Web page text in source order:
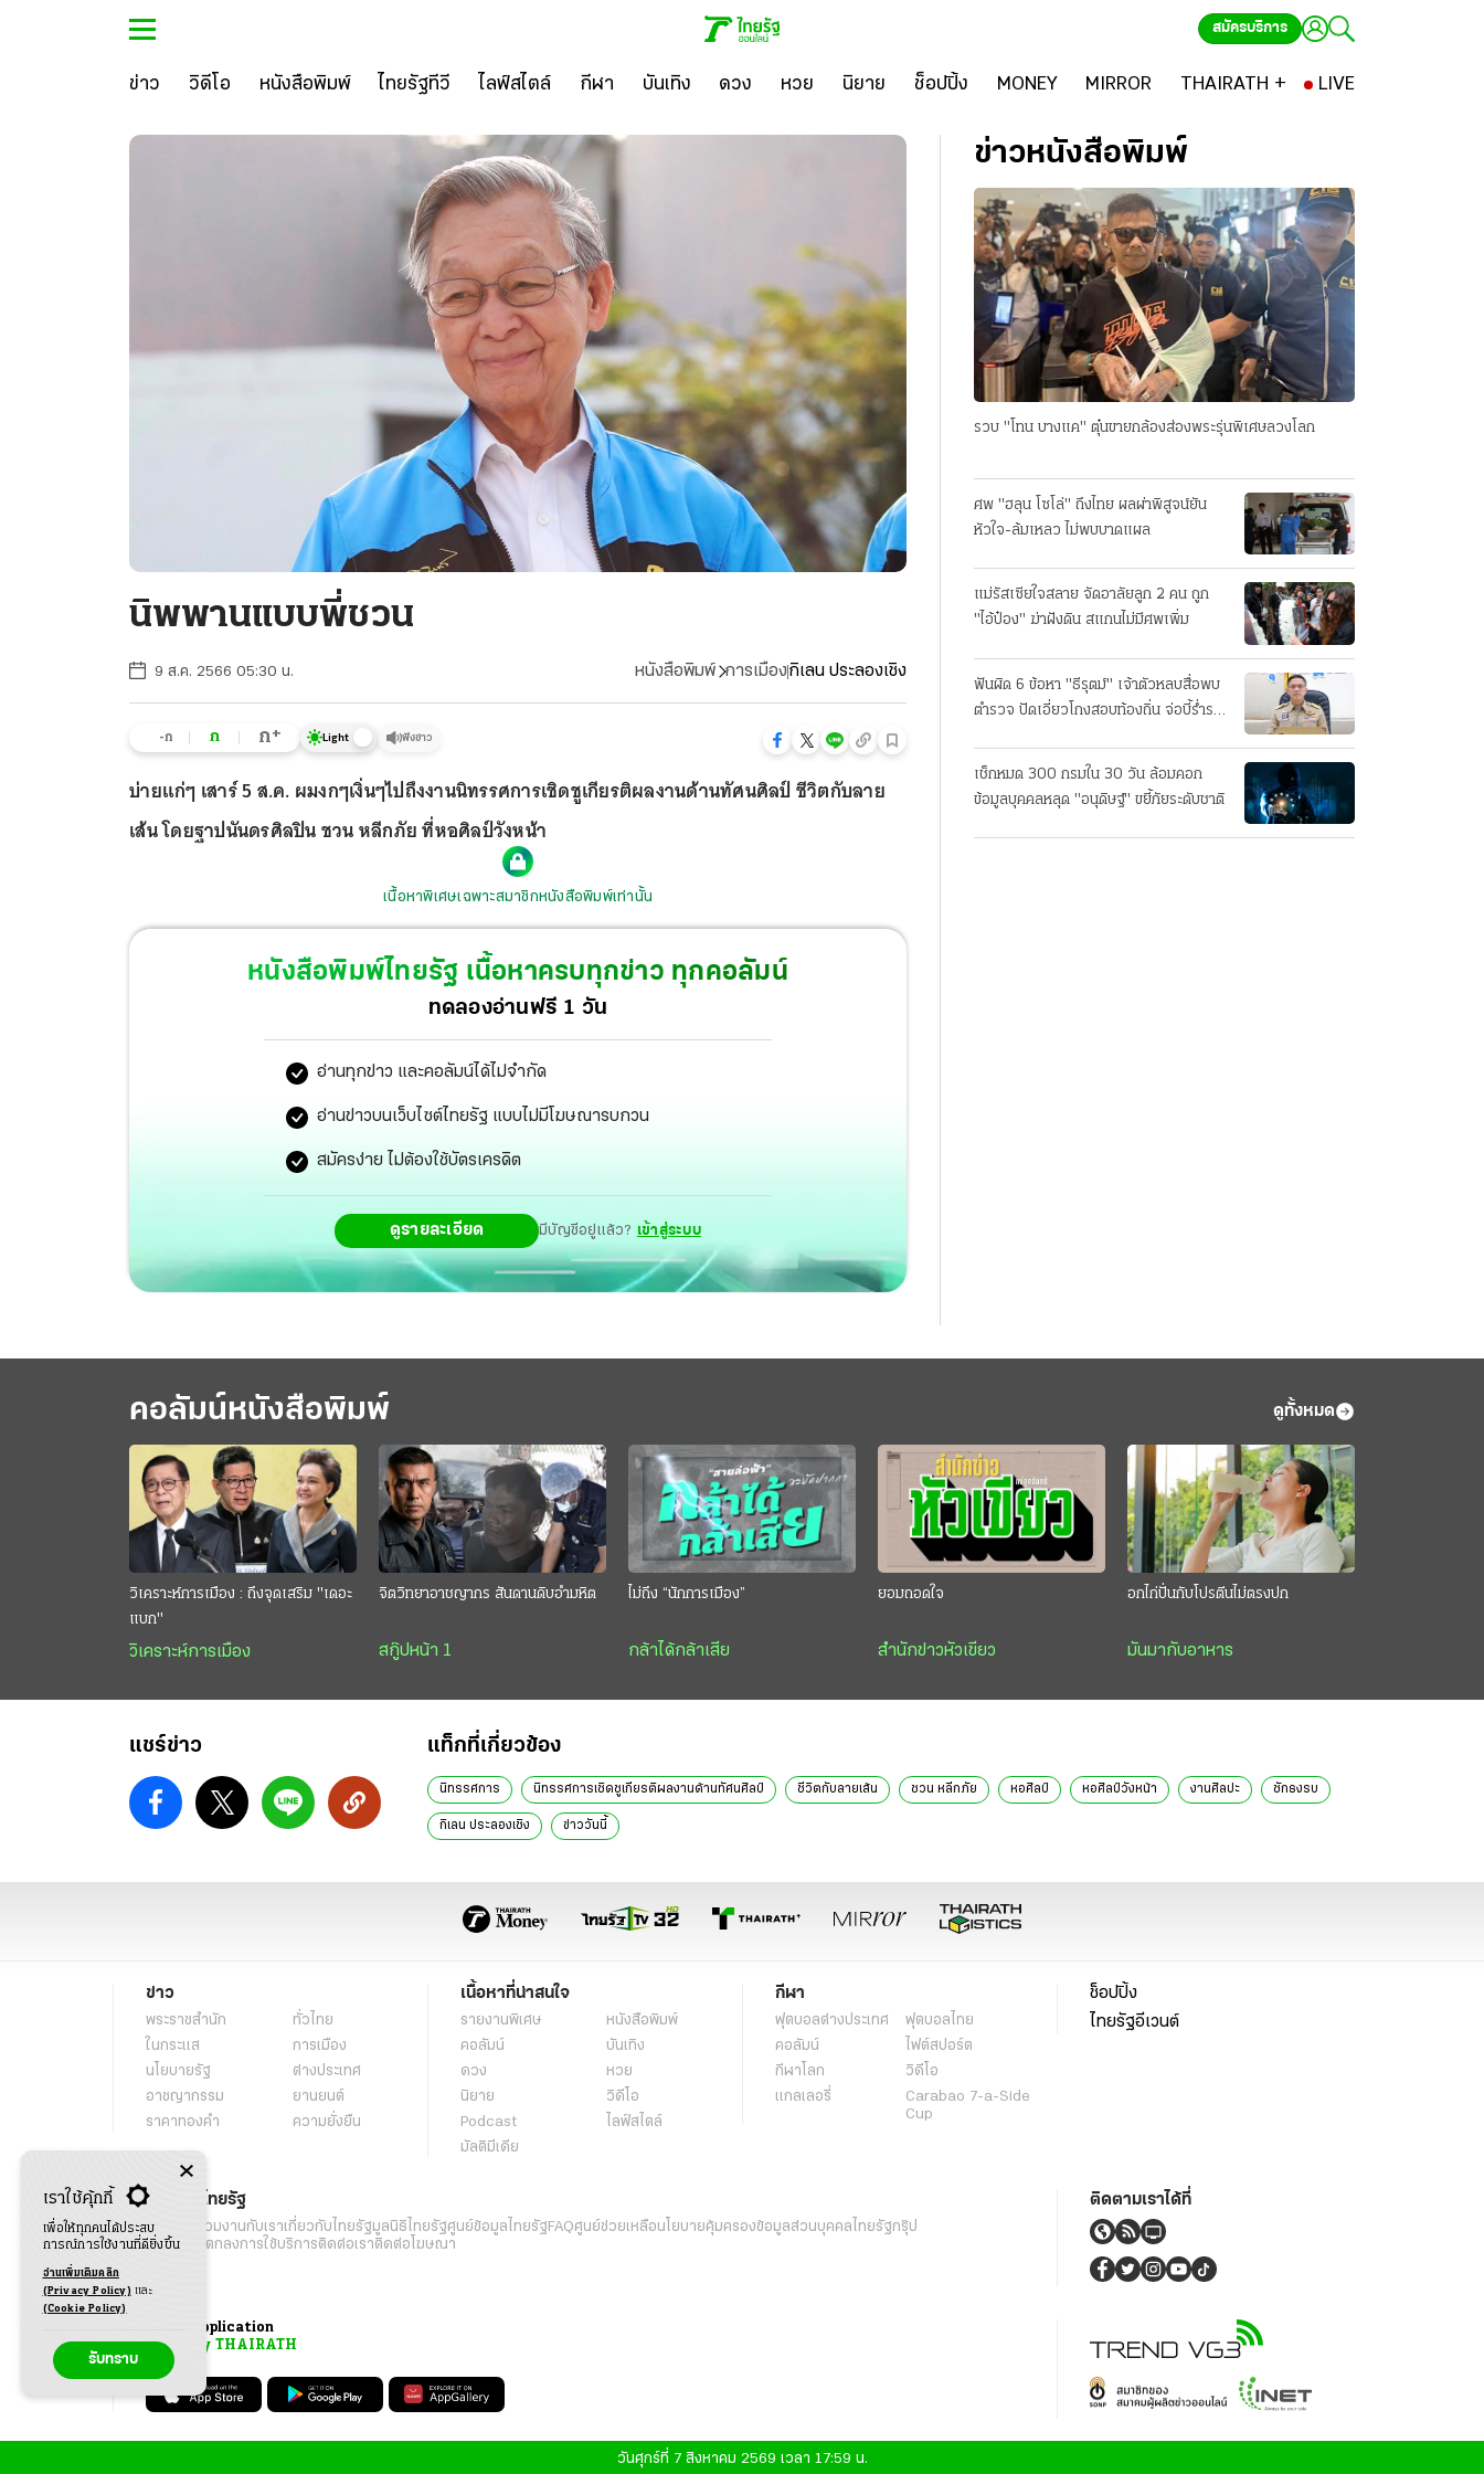
สมัครบริการ
ข่าว วิดีโอ หนังสือพิมพ์ ไทยรัฐทีวี ไลฟ์สไตล์ กีฬา บันเทิง ดวง หวย นิยาย ช็อปปิ้ง MONEY MIRROR THAIRATH + LIVE
นิพพานแบบพี่ชวน
9 ส.ค. 2566 05:30 น. หนังสือพิมพ์ การเมืองกิเลน ประลองเชิง
-ก ก ก+ Light ฟังข่าว
บ่ายแก่ๆ เสาร์ 5 ส.ค. ผมงกๆเงิ่นๆไปถึงงานนิทรรศการเชิดชูเกียรติผลงานด้านทัศนศิลป์ ชีวิตกับลาย
เส้น โดยฐาปนันดรศิลปิน ชวน หลีกภัย ที่หอศิลป์วังหน้า
เนื้อหาพิเศษเฉพาะสมาชิกหนังสือพิมพ์เท่านั้น
หนังสือพิมพ์ไทยรัฐ เนื้อหาครบทุกข่าว ทุกคอลัมน์
ทดลองอ่านฟรี 1 วัน
อ่านทุกข่าว และคอลัมน์ได้ไม่จำกัด
อ่านข่าวบนเว็บไซต์ไทยรัฐ แบบไม่มีโฆษณารบกวน
สมัครง่าย ไม่ต้องใช้บัตรเครดิต
ดูรายละเอียด มีบัญชีอยู่แล้ว? เข้าสู่ระบบ
ข่าวหนังสือพิมพ์
รวบ "โทน บางแค" ตุ๋นขายกล้องส่องพระรุ่นพิเศษลวงโลก
ศพ "ฮลุน โซโล่" ถึงไทย ผลผ่าพิสูจน์ยัน
หัวใจ-ล้มเหลว ไม่พบบาดแผล
แม่รัสเซียใจสลาย จัดอาลัยลูก 2 คน ถูก
"ไอ้ป๋อง" ฆ่าฝังดิน สแกนไม่มีศพเพิ่ม
ฟันผิด 6 ข้อหา "ธีรุตม์" เจ้าตัวหลบสื่อพบ
ตำรวจ ปัดเอี่ยวโกงสอบท้องถิ่น จ่อบี้รํ่ารวย
เช็กหมด 300 กรมใน 30 วัน ล้อมคอก
ข้อมูลบุคคลหลุด "อนุดิษฐ์" ขยี้ภัยระดับชาติ
คอลัมน์หนังสือพิมพ์ ดูทั้งหมด
วิเคราะห์การเมือง : ถึงจุดเสริม "เดอะ
แบก"
วิเคราะห์การเมือง
จิตวิทยาอาชญากร สันดานดิบอำมหิต
สกู๊ปหน้า 1
ไม่ถึง “นักการเมือง”
กล้าได้กล้าเสีย
ยอมถอดใจ
สำนักข่าวหัวเขียว
อกไก่ปั่นกับโปรตีนไม่ตรงปก
มันมากับอาหาร
แชร์ข่าว แท็กที่เกี่ยวข้อง
นิทรรศการ นิทรรศการเชิดชูเกียรติผลงานด้านทัศนศิลป์ ชีวิตกับลายเส้น ชวน หลีกภัย หอศิลป์ หอศิลป์วังหน้า งานศิลปะ ชักธงรบ
กิเลน ประลองเชิง ข่าววันนี้
ข่าว
พระราชสำนัก
ทั่วไทย
ในกระแส
การเมือง
นโยบายรัฐ
ต่างประเทศ
อาชญากรรม
ยานยนต์
ราคาทองคำ
ความยั่งยืน
เนื้อหาที่น่าสนใจ
รายงานพิเศษ
หนังสือพิมพ์
คอลัมน์
บันเทิง
ดวง
หวย
นิยาย
วิดีโอ
Podcast
ไลฟ์สไตล์
มัลติมีเดีย
กีฬา
ฟุตบอลต่่างประเทศ
ฟุตบอลไทย
คอลัมน์
ไฟต์สปอร์ต
กีฬาโลก
วิดีโอ
แกลเลอรี่
Carabao 7-a-Side
Cup
ช็อปปิ้ง
ไทยรัฐอีเวนต์
เกี่ยวกับไทยรัฐ
กิจกรรม ร่วมงานกับเราเกี่ยวกับไทยรัฐมูลนิธิไทยรัฐศูนย์ข้อมูลไทยรัฐFAQศูนย์ช่วยเหลือนโยบายคุ้มครองข้อมูลส่วนบุคคลไทยรัฐกรุ๊ป
เงื่อนไขข้อตกลงการใช้บริการติดต่อเราติดต่อโฆษณา
ติดตามเราได้ที่
Application
My THAIRATH
วันศุกร์ที่ 7 สิงหาคม 2569 เวลา 17:59 น.
เราใช้คุ้กกี้
เพื่อให้ทุกคนได้ประสบ
การณ์การใช้งานที่ดียิ่งขึ้น
อ่านเพิ่มเติมคลิก
(Privacy Policy) และ
(Cookie Policy)
รับทราบ